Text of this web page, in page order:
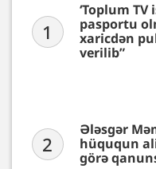
1
‘Toplum TV
pasportu
xaricdən
verilib”
2
Ələsgər
hüququn
görə